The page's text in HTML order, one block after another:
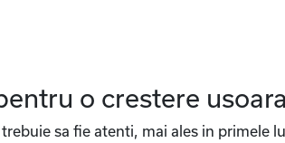
o crestere usoara
sa fie atenti, mai ales in primele